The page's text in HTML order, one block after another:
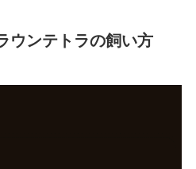
ウンテトラの飼い方